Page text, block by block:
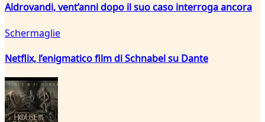
Aldrovandi, vent’anni dopo il suo caso interroga ancora
Schermaglie
Netflix, l’enigmatico film di Schnabel su Dante